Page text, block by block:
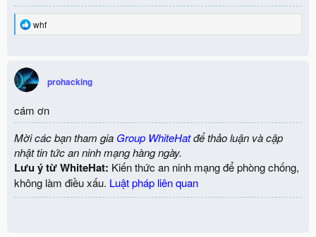
R
t
i
o
s
:
whf
prohacking
cám ơn
Mời các bạn tham gia Group WhiteHatđể thảo luận và cập
nhật tin tức an ninh mạng hàng ngày.
Lưu ý từ WhiteHat: Kiến thức an ninh mạng để phòng chống,
không làm điều xấu. Luật pháp liên quan